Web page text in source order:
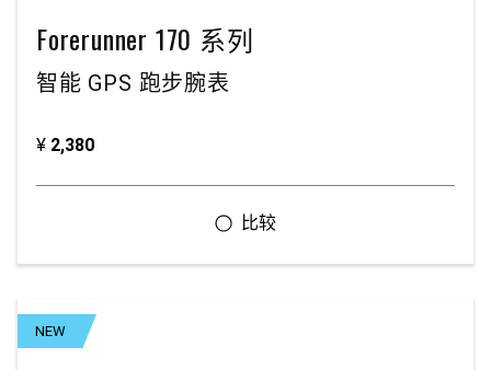
Forerunner 170 系列
智能 GPS 跑步腕表
¥ 2,380
NEW